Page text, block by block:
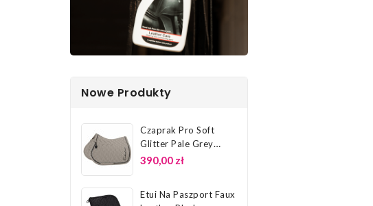
Nowe Produkty
Czaprak Pro Soft
Glitter Pale Grey
Platinum 26...
390,00 zł
Etui Na Paszport Faux